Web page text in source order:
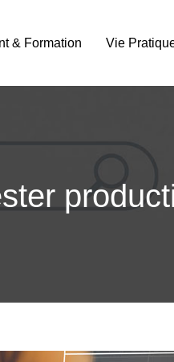
& Formation Vie